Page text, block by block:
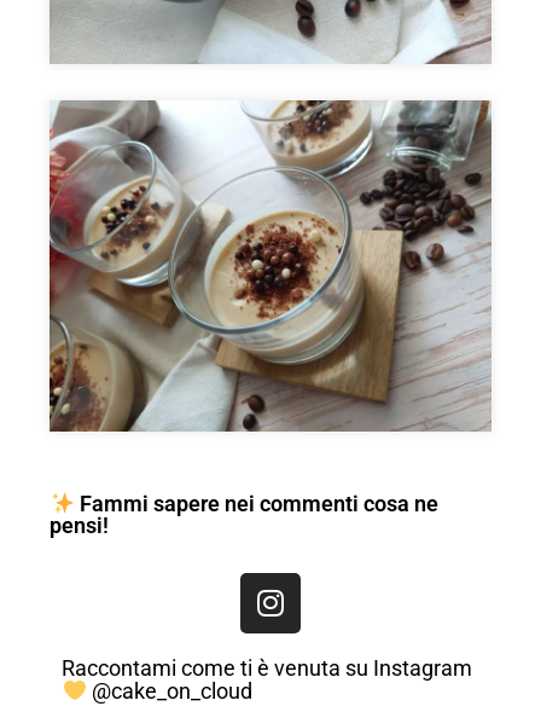
Fammi sapere nei commenti cosa ne
pensi!
Raccontami come ti è venuta su Instagram
@cake_on_cloud